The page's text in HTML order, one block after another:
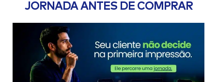
JORNADA ANTES DE COMPRAR